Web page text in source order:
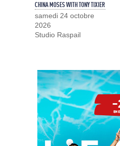
CHINA MOSES WITH TONY TIXIER
samedi 24 octobre
2026
Studio Raspail